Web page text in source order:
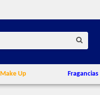
Make Up Fragancias